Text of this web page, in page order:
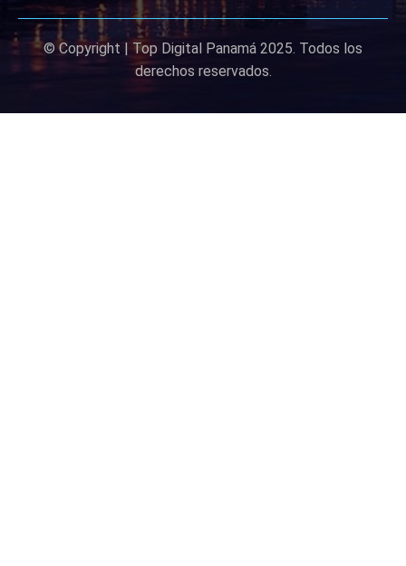
© Copyright | Top Digital Panamá 2025. Todos los
derechos reservados.